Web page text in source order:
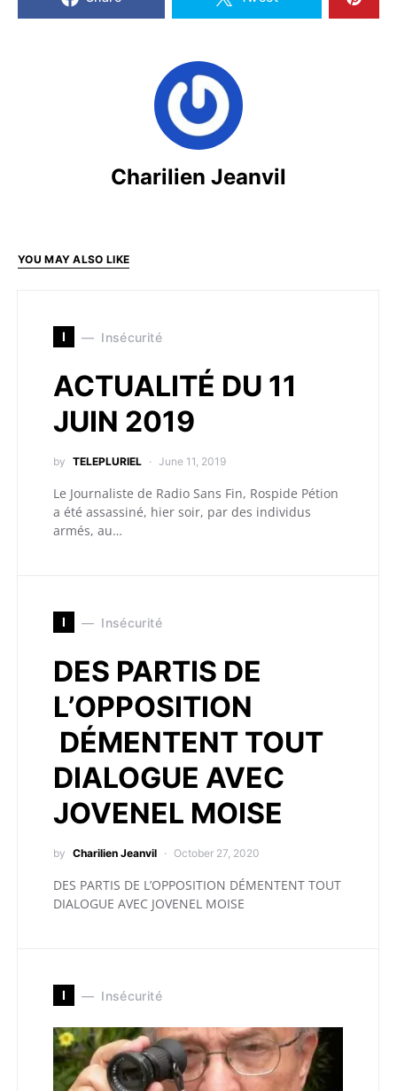
Charilien Jeanvil
YOU MAY ALSO LIKE
I Insécurité
ACTUALITÉ DU 11
JUIN 2019
by TELEPLURIEL June 11, 2019
Le Journaliste de Radio Sans Fin, Rospide Pétion
a été assassiné, hier soir, par des individus
armés, au…
I Insécurité
DES PARTIS DE
L’OPPOSITION
DÉMENTENT TOUT
DIALOGUE AVEC
JOVENEL MOISE
by Charilien Jeanvil October 27, 2020
DES PARTIS DE L’OPPOSITION DÉMENTENT TOUT
DIALOGUE AVEC JOVENEL MOISE
I Insécurité